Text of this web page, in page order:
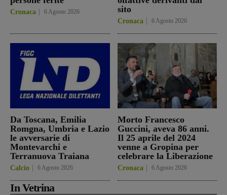
Cronaca 6 Agosto 2026
sito
Cronaca 6 Agosto 2026
Da Toscana, Emilia
Romgna, Umbria e Lazio
le avversarie di
Montevarchi e
Terranuova Traiana
Calcio 6 Agosto 2026
Morto Francesco
Guccini, aveva 86 anni.
Il 25 aprile del 2024
venne a Gropina per
celebrare la Liberazione
Cronaca 6 Agosto 2026
In Vetrina